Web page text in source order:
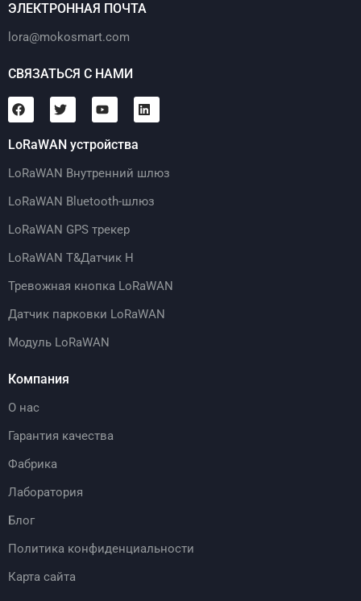
ЭЛЕКТРОННАЯ ПОЧТА
lora@mokosmart.com
СВЯЗАТЬСЯ С НАМИ
LoRaWAN устройства
LoRaWAN Внутренний шлюз
LoRaWAN Bluetooth-шлюз
LoRaWAN GPS трекер
LoRaWAN T&Датчик H
Тревожная кнопка LoRaWAN
Датчик парковки LoRaWAN
Модуль LoRaWAN
Компания
О нас
Гарантия качества
Фабрика
Лаборатория
Блог
Политика конфиденциальности
Карта сайта